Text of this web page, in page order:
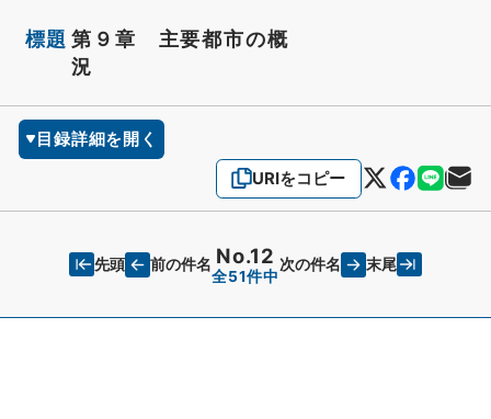
標題 第９章 主要都市の概
況
目録詳細を開く
URIをコピー
先頭 前の件名 No.12
全51件中
次の件名 末尾